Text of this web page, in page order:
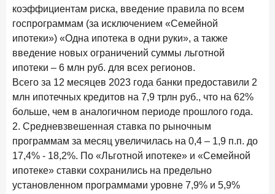
29 апреля 2026 года ИССЛЕДОВАНИЕ
Конкуренция на рынке инвестиционно-страховых
продуктов усиливается
28 апреля 2026 года
Привязанность побеждает ставку? Как выбирают банк
для сбережений в 2026 году
27 апреля 2026 года ИССЛЕДОВАНИЕ
Банки скорректировали доходность вкладов после
снижения ключевой ставки до 14,5%
Цифра дня
Средний срок ипотечных кредитов в России
коэффициентам риска, введение правила по всем
госпрограммам (за исключением «Семейной
ипотеки») «Одна ипотека в одни руки», а также
введение новых ограничений суммы льготной
ипотеки – 6 млн руб. для всех регионов.
Всего за 12 месяцев 2023 года банки предоставили 2
млн ипотечных кредитов на 7,9 трлн руб., что на 62%
больше, чем в аналогичном периоде прошлого года.
2. Средневзвешенная ставка по рыночным
программам за месяц увеличилась на 0,4 – 1,9 п.п. до
17,4% - 18,2%. По «Льготной ипотеке» и «Семейной
ипотеке» ставки сохранились на предельно
установленном программами уровне 7,9% и 5,9%